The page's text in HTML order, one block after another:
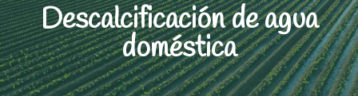
Descalcificación de agua
doméstica